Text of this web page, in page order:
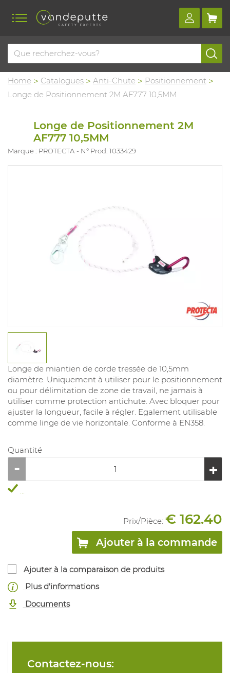
Home Catalogues Anti-Chute
Positionnement
Longe de Positionnement 2M AF777 10,5MM
Longe de Positionnement 2M
AF777 10,5MM
Marque : PROTECTA N° Prod. 1033429
Longe de miantien de corde tressée de 10,5mm
diamètre. Uniquement à utiliser pour le positionnement
ou pour délimitation de zone de travail, ne jamais à
utiliser comme protection antichute. Avec bloquer pour
ajuster la longueur, facile à régler. Egalement utilisable
comme linge de vie horizontale. Conforme à EN358.
Quantité
...
Prix/Pièce: € 162.40
Ajouter à la commande
Ajouter à la comparaison de produits
Plus d'informations
Documents
Contactez-nous: